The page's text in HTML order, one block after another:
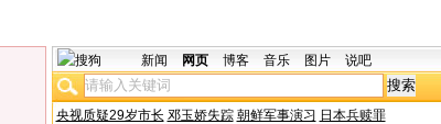
新闻 网页 博客 音乐 图片 说吧
央视质疑29岁市长 邓玉娇失踪 朝鲜军事演习 日本兵赎罪